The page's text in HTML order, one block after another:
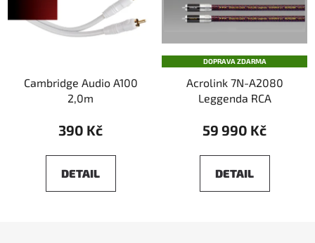
Cambridge Audio A100
2,0m
390 Kč
DETAIL
DOPRAVA ZDARMA
Acrolink 7N-A2080
Leggenda RCA
59 990 Kč
DETAIL